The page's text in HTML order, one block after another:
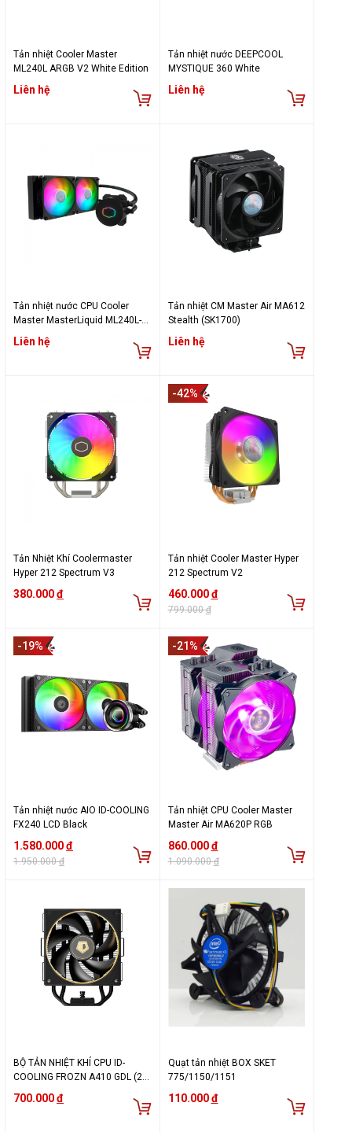
Tản nhiệt Cooler Master
ML240L ARGB V2 White Edition
Liên hệ
Tản nhiệt nước DEEPCOOL
MYSTIQUE 360 White
Liên hệ
Tản nhiệt nước CPU Cooler
Master MasterLiquid ML240L-
ARGB V2 (SK1700)
Liên hệ
Tản nhiệt CM Master Air MA612
Stealth (SK1700)
Liên hệ
Tản Nhiệt Khí Coolermaster
Hyper 212 Spectrum V3
380.000đ
-42%
Tản nhiệt Cooler Master Hyper
212 Spectrum V2
460.000đ
799.000đ
-19%
Tản nhiệt nước AIO ID-COOLING
FX240 LCD Black
1.580.000đ
1.950.000đ
-21%
Tản nhiệt CPU Cooler Master
Master Air MA620P RGB
860.000đ
1.090.000đ
BỘ TẢN NHIỆT KHÍ CPU ID-
COOLING FROZN A410 GDL (2
fan FDB) Golden Edition
700.000đ
Quạt tản nhiệt BOX SKET
775/1150/1151
110.000đ